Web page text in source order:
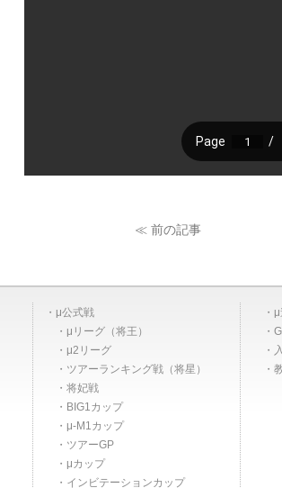
≪ 前の記事
μ公式戦
μリーグ（将王）
μ2リーグ
ツアーランキング戦（将星）
将妃戦
BIG1カップ
μ-M1カップ
ツアーGP
μカップ
インビテーションカップ